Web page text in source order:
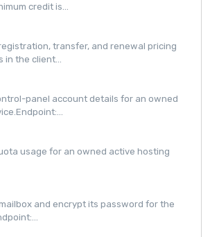
credit is...
transfer, and renewal pricing
in the client...
panel account details for an owned
usage for an owned active hosting
and encrypt its password for the